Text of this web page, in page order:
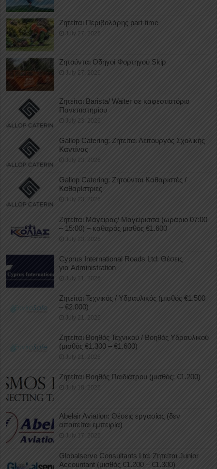
Ζητείται Περιβολάρης part-time
July 27, 2026
Ζητούνται Οδηγοί Φορτηγού Skip
July 27, 2026
Ζητείται Barista/ Waiter σε καφεστιατόριο
Πανεπιστημίου
July 23, 2026
Gallop Catering: Ζητείται Λειτουργός Σχολικής
Καντίνας
July 23, 2026
Gallop Catering: Ζητούνται Καθαριστές /
Καθαρίστριες
July 23, 2026
Ζητείται Μάγειρας/ Μαγείρισσα (ωράριο 07:00
– 15:00) – καθαρός μισθός €1.600
July 23, 2026
Cyprus International Roads Ltd: Θέσεις
για Administration
July 21, 2026
Ζητείται Τεχνικός / Υδραυλικός (μισθός €1.500
– €2.000)
July 21, 2026
Ζητείται Βοηθός Τεχνικού / Βοηθός Υδραυλικού
(μισθός €1.300 – €1.600)
July 21, 2026
Ζητείται Βοηθός Παιδιάτρου (μισθός: €1.200)
July 18, 2026
Abelair Aviation: Θέσεις εργασίας (δεν
απαιτείται εμπειρία)
July 17, 2026
Globalserve Consultants Ltd: Ζητείται Junior
Accountant (μισθός €1.200 – €1.300)